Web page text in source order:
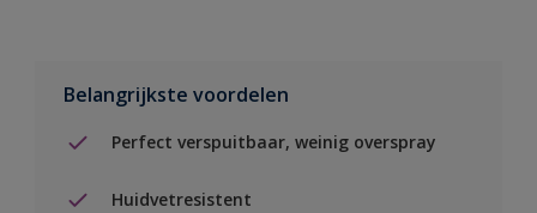
Belangrijkste voordelen
Perfect verspuitbaar, weinig overspray
Huidvetresistent